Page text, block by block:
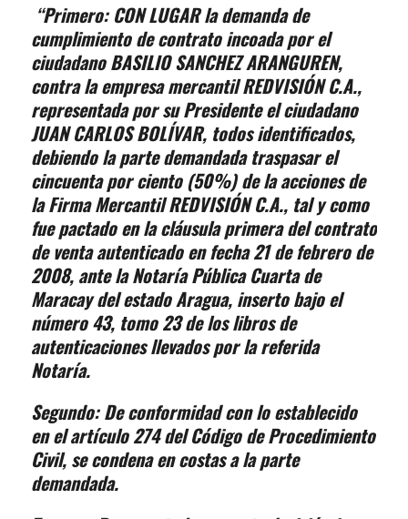
“Primero: CON LUGARla demanda de
cumplimiento de contrato incoada por el
ciudadano BASILIO SANCHEZ ARANGUREN,
contra la empresa mercantil REDVISIÓN C.A.,
representada por su Presidente el ciudadano
JUAN CARLOS BOLÍVAR, todos identificados,
debiendo la parte demandada traspasar el
cincuenta por ciento (50%) de la acciones de
la Firma Mercantil REDVISIÓN C.A., tal y como
fue pactado en la cláusula primera del contrato
de venta autenticado en fecha 21 de febrero de
2008, ante la Notaría Pública Cuarta de
Maracay del estado Aragua, inserto bajo el
número 43, tomo 23 de los libros de
autenticaciones llevados por la referida
Notaría.
Segundo:De conformidad con lo establecido
en el artículo 274 del Código de Procedimiento
Civil, se condena en costas a la parte
demandada.